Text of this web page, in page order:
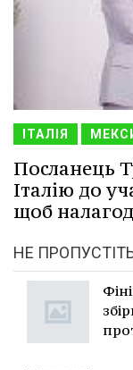
ІТАЛІЯ
Посланець
Італію до
щоб
НЕ